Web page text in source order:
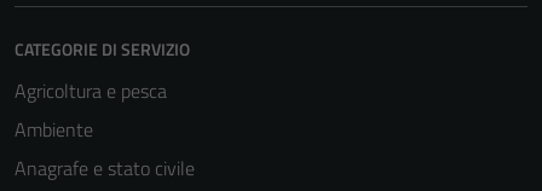
CATEGORIE DI SERVIZIO
Agricoltura e pesca
Ambiente
Anagrafe e stato civile